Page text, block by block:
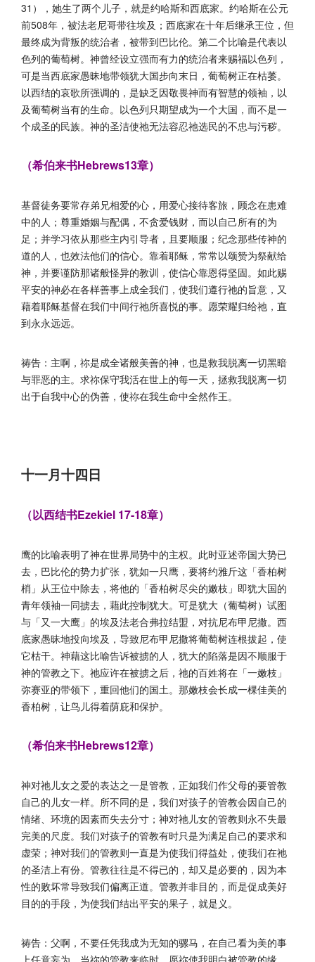
31），她生了两个儿子，就是约哈斯和西底家。约哈斯在公元
前508年，被法老尼哥带往埃及；西底家在十年后继承王位，但
最终成为背叛的统治者，被带到巴比伦。第二个比喻是代表以
色列的葡萄树。神曾经设立强而有力的统治者来赐福以色列，
可是当西底家愚昧地带领犹大国步向末日，葡萄树正在枯萎。
以西结的哀歌所强调的，是缺乏因敬畏神而有智慧的领袖，以
及葡萄树当有的生命。以色列只期望成为一个大国，而不是一
个成圣的民族。神的圣洁使祂无法容忍祂选民的不忠与污秽。
（希伯来书Hebrews13章）
基督徒务要常存弟兄相爱的心，用爱心接待客旅，顾念在患难
中的人；尊重婚姻与配偶，不贪爱钱财，而以自己所有的为
足；并学习依从那些主内引导者，且要顺服；纪念那些传神的
道的人，也效法他们的信心。靠着耶稣，常常以颂赞为祭献给
神，并要谨防那诸般怪异的教训，使信心靠恩得坚固。如此赐
平安的神必在各样善事上成全我们，使我们遵行祂的旨意，又
藉着耶稣基督在我们中间行祂所喜悦的事。愿荣耀归给祂，直
到永永远远。
祷告：主啊，祢是成全诸般美善的神，也是救我脱离一切黑暗
与罪恶的主。求祢保守我活在世上的每一天，拯救我脱离一切
出于自我中心的伪善，使祢在我生命中全然作王。
十一月十四日
（以西结书Ezekiel 17-18章）
鹰的比喻表明了神在世界局势中的主权。此时亚述帝国大势已
去，巴比伦的势力扩张，犹如一只鹰，要将约雅斤这「香柏树
梢」从王位中除去，将他的「香柏树尽尖的嫩枝」即犹大国的
青年领袖一同掳去，藉此控制犹大。可是犹大（葡萄树）试图
与「又一大鹰」的埃及法老合弗拉结盟，对抗尼布甲尼撒。西
底家愚昧地投向埃及，导致尼布甲尼撒将葡萄树连根拔起，使
它枯干。神藉这比喻告诉被掳的人，犹大的陷落是因不顺服于
神的管教之下。祂应许在被掳之后，祂的百姓将在「一嫩枝」
弥赛亚的带领下，重回他们的国土。那嫩枝会长成一棵佳美的
香柏树，让鸟儿得着荫庇和保护。
（希伯来书Hebrews12章）
神对祂儿女之爱的表达之一是管教，正如我们作父母的要管教
自己的儿女一样。所不同的是，我们对孩子的管教会因自己的
情绪、环境的因素而失去分寸；神对祂儿女的管教则永不失最
完美的尺度。我们对孩子的管教有时只是为满足自己的要求和
虚荣；神对我们的管教则一直是为使我们得益处，使我们在祂
的圣洁上有份。管教往往是不得已的，却又是必要的，因为本
性的败坏常导致我们偏离正道。管教并非目的，而是促成美好
目的的手段，为使我们结出平安的果子，就是义。
祷告：父啊，不要任凭我成为无知的骡马，在自己看为美的事
上任意妄为。当祢的管教来临时，愿祢使我明白被管教的缘